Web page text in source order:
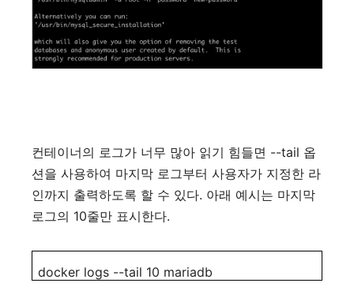
컨테이너의 로그가 너무 많아 읽기 힘들면 --tail 옵
션을 사용하여 마지막 로그부터 사용자가 지정한 라
인까지
출력하도록 할 수 있다. 아래 예시는 마지막
로그의 10줄만 표시한다.
docker logs --tail 10 mariadb